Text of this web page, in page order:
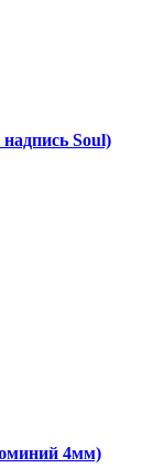
Soul)
4мм)